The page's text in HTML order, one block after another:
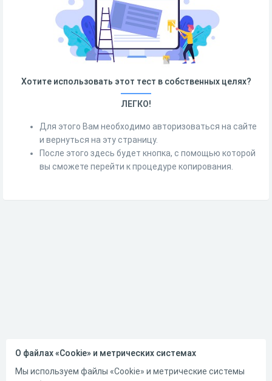
Хотите использовать этот тест в собственных целях?
ЛЕГКО!
Для этого Вам необходимо авторизоваться на сайте
и вернуться на эту страницу.
После этого здесь будет кнопка, с помощью которой
вы сможете перейти к процедуре копирования.
О файлах «Cookie» и метрических системах
Мы используем файлы «Cookie» и метрические системы